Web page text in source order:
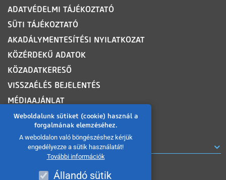
Weboldalunk sütiket (cookie) használ a
forgalmának elemzéséhez.
A weboldalon való böngészéshez kérjük
engedélyezze a sütik használatát!
További információk
Állandó sütik
ADATVÉDELMI TÁJÉKOZTATÓ
SÜTI TÁJÉKOZTATÓ
AKADÁLYMENTESÍTÉSI NYILATKOZAT
KÖZÉRDEKŰ ADATOK
KÖZADATKERESŐ
VISSZAÉLÉS BEJELENTÉS
MÉDIAAJÁNLAT
OLDALTÉRKÉP
ROVATOK